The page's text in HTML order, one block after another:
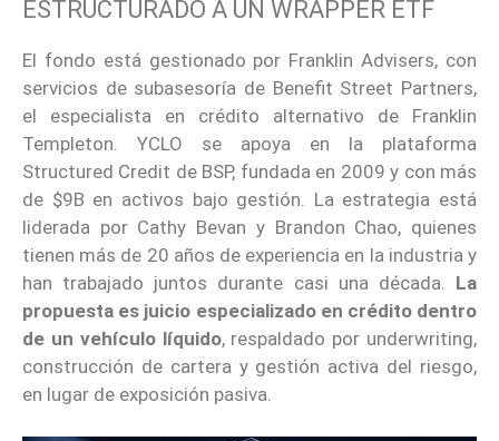
ESTRUCTURADO A UN WRAPPER ETF
El fondo está gestionado por Franklin Advisers, con
servicios de subasesoría de Benefit Street Partners,
el especialista en crédito alternativo de Franklin
Templeton. YCLO se apoya en la plataforma
Structured Credit de BSP, fundada en 2009 y con más
de $9B en activos bajo gestión. La estrategia está
liderada por Cathy Bevan y Brandon Chao, quienes
tienen más de 20 años de experiencia en la industria y
han trabajado juntos durante casi una década. La
propuesta es juicio especializado en crédito dentro
de un vehículo líquido, respaldado por underwriting,
construcción de cartera y gestión activa del riesgo,
en lugar de exposición pasiva.